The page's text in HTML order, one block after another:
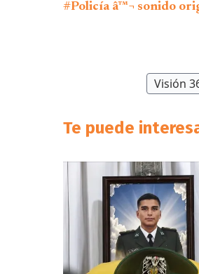
#Policía â™¬ sonido
Visión
Te puede